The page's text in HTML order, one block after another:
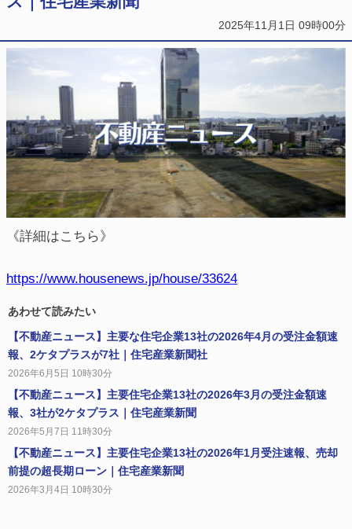
2025年11月1日 09時00分
《詳細はこちら》
https://www.housenews.jp/house/33624
あわせて読みたい
【不動産ニュース】主要な住宅企業13社の2026年4月の受注金額速
報、2ケタプラスが7社｜住宅産業新聞社
2026年6月5日 10時30分
【不動産ニュース】主要住宅企業13社の2026年3月の受注金額速
報、3社が2ケタプラス｜住宅産業新聞
2026年5月7日 11時30分
【不動産ニュース】主要住宅企業13社の2026年1月受注速報、売却
前提の超長期ローン｜住宅産業新聞
2026年3月4日 10時30分